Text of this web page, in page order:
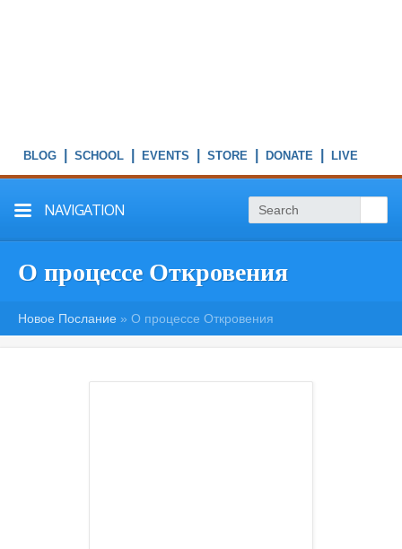
NAVIGATION
О процессе Откровения
Новое Послание » О процессе Откровения